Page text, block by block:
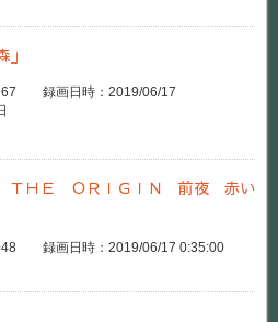
録画日時：2019/06/17
ＴＨＥ ＯＲＩＧＩＮ 前夜 赤い
録画日時：2019/06/17 0:35:00